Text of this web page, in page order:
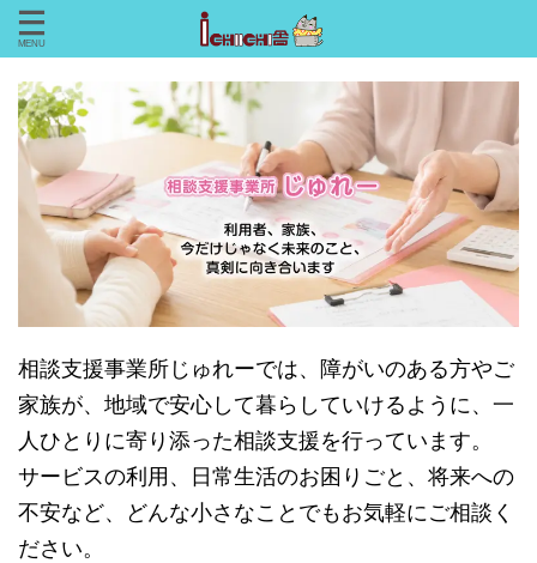
相談支援事業所じゅれーでは、障がいのある方やご
家族が、地域で安心して暮らしていけるように、一
人ひとりに寄り添った相談支援を行っています。
サービスの利用、日常生活のお困りごと、将来への
不安など、どんな小さなことでもお気軽にご相談く
ださい。